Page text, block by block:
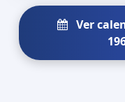
Ver